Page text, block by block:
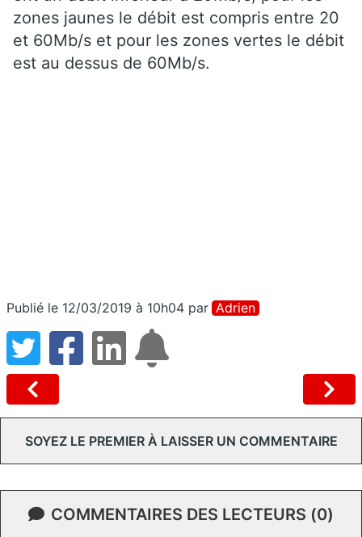
zones jaunes le débit est compris entre 20
et 60Mb/s et pour les zones vertes le débit
est au dessus de 60Mb/s.
Publié le 12/03/2019 à 10h04 par Adrien
SOYEZ LE PREMIER À LAISSER UN COMMENTAIRE
COMMENTAIRES DES LECTEURS (0)